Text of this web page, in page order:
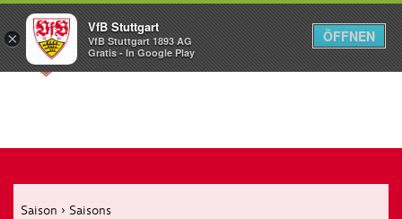
Menü
Saison › Saisons
×
VfB Stuttgart
VfB Stuttgart 1893 AG
Gratis - In Google Play
ÖFFNEN